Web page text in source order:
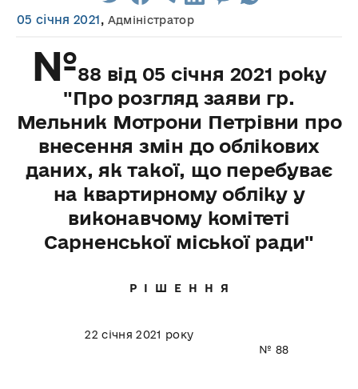
05 січня 2021 , Адміністратор
№88 від 05 січня 2021 року
"Про розгляд заяви гр.
Мельник Мотрони Петрівни про
внесення змін до облікових
даних, як такої, що перебуває
на квартирному обліку у
виконавчому комітеті
Сарненської міської ради"
Р І Ш Е Н Н Я
22 січня 2021 року
№ 88